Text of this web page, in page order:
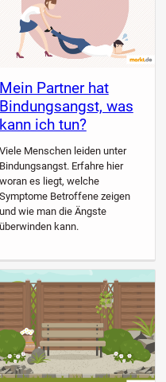
Mein Partner hat
Bindungsangst, was
kann ich tun?
Viele Menschen leiden unter
Bindungsangst. Erfahre hier
woran es liegt, welche
Symptome Betroffene zeigen
und wie man die Ängste
überwinden kann.